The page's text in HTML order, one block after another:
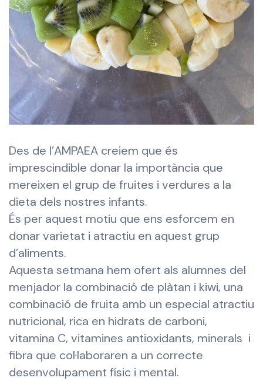
Des de l’AMPAEA creiem que és
imprescindible donar la importància que
mereixen el grup de fruites i verdures a la
dieta dels nostres infants.
És per aquest motiu que ens esforcem en
donar varietat i atractiu en aquest grup
d’aliments.
Aquesta setmana hem ofert als alumnes del
menjador la combinació de plàtan i kiwi, una
combinació de fruita amb un especial atractiu
nutricional, rica en hidrats de carboni,
vitamina C, vitamines antioxidants, minerals i
fibra que col·laboraren a un correcte
desenvolupament físic i mental.